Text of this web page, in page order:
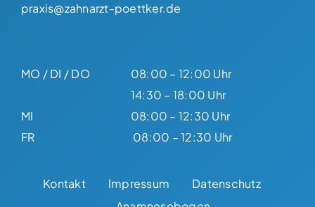
praxis@zahnarzt-poettker.de
Kontakt Impressum
Datenschutz
MO / DI / DO
08:00 – 12:00 Uhr
14:30 – 18:00 Uhr
MI
08:00 – 12:30 Uhr
FR
08:00 – 12:30 Uhr